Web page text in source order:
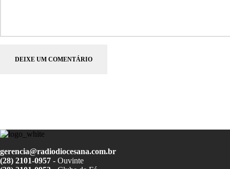
gerencia@radiodiocesana.com.br
(28) 2101-0957 - Ouvinte